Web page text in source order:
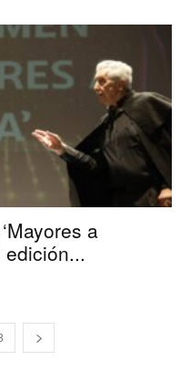
a
edición...